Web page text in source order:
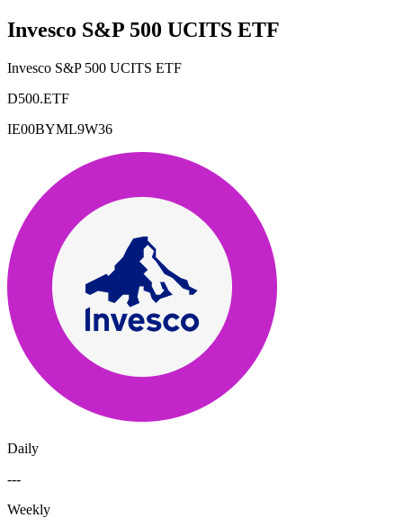
Invesco S&P 500 UCITS ETF
Invesco S&P 500 UCITS ETF
D500.ETF
IE00BYML9W36
Daily
---
Weekly